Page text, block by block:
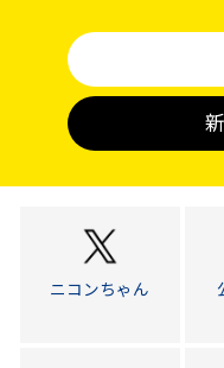
ニコンちゃん